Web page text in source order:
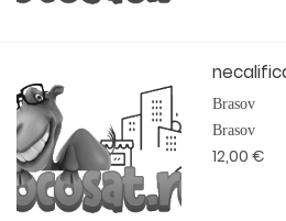
Brasov
Brasov
12,00 €